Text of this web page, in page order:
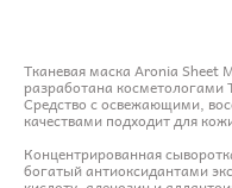
Тканевая маска Aronia Sheet
разработана косметологами
Средство с освежающими,
качествами подходит для
Концентрированная
богатый антиоксидантами